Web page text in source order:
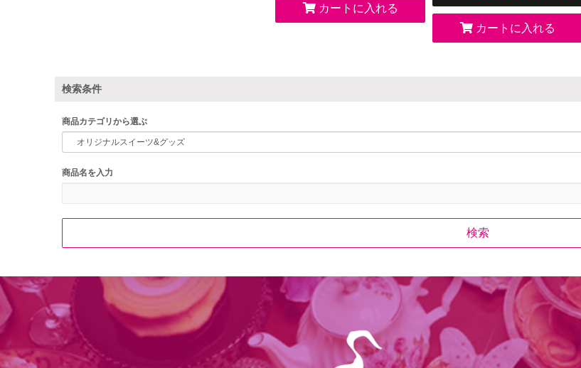
カートに入れる
カートに入れる
検索条件
商品カテゴリから選ぶ
商品名を入力